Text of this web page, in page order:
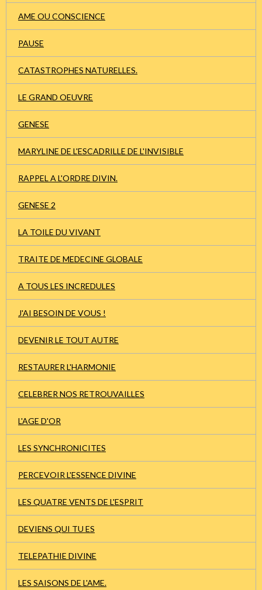
AME OU CONSCIENCE
PAUSE
CATASTROPHES NATURELLES.
LE GRAND OEUVRE
GENESE
MARYLINE DE L'ESCADRILLE DE L'INVISIBLE
RAPPEL A L'ORDRE DIVIN.
GENESE 2
LA TOILE DU VIVANT
TRAITE DE MEDECINE GLOBALE
A TOUS LES INCREDULES
J'AI BESOIN DE VOUS !
DEVENIR LE TOUT AUTRE
RESTAURER L'HARMONIE
CELEBRER NOS RETROUVAILLES
L'AGE D'OR
LES SYNCHRONICITES
PERCEVOIR L'ESSENCE DIVINE
LES QUATRE VENTS DE L'ESPRIT
DEVIENS QUI TU ES
TELEPATHIE DIVINE
LES SAISONS DE L'AME.